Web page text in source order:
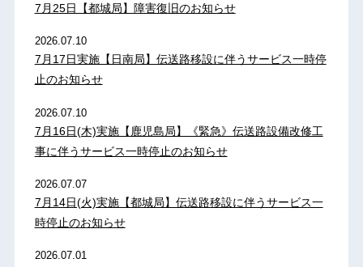
7月25日【都城局】障害復旧のお知らせ
2026.07.10
7月17日実施【日南局】伝送路移設に伴うサービス一時停
止のお知らせ
2026.07.10
7月16日(木)実施【鹿児島局】《緊急》伝送路設備改修工
事に伴うサービス一時停止のお知らせ
2026.07.07
7月14日(火)実施【都城局】伝送路移設に伴うサービス一
時停止のお知らせ
2026.07.01